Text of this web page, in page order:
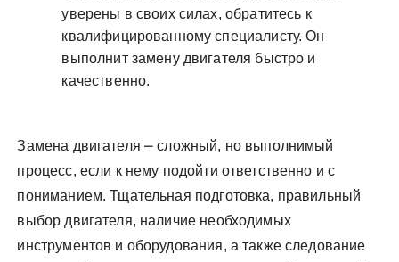
уверены в своих силах, обратитесь к
квалифицированному специалисту. Он
выполнит замену двигателя быстро и
качественно.
Замена двигателя ⎼ сложный, но выполнимый
процесс, если к нему подойти ответственно и с
пониманием. Тщательная подготовка, правильный
выбор двигателя, наличие необходимых
инструментов и оборудования, а также следование